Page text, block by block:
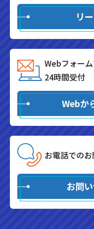
リ
Webフォー
24時間受付
Webか
お電話での
お問